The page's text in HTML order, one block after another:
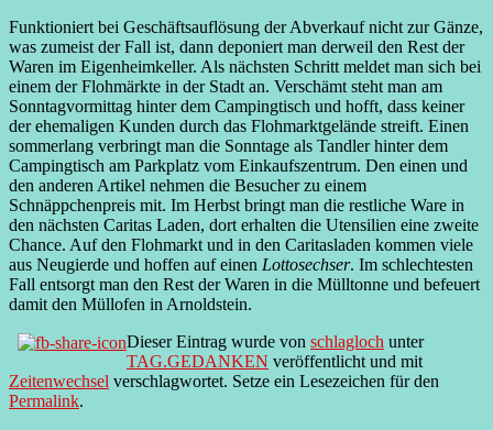
Funktioniert bei Geschäftsauflösung der Abverkauf nicht zur Gänze,
was zumeist der Fall ist, dann deponiert man derweil den Rest der
Waren im Eigenheimkeller. Als nächsten Schritt meldet man sich bei
einem der Flohmärkte in der Stadt an. Verschämt steht man am
Sonntagvormittag hinter dem Campingtisch und hofft, dass keiner
der ehemaligen Kunden durch das Flohmarktgelände streift. Einen
sommerlang verbringt man die Sonntage als Tandler hinter dem
Campingtisch am Parkplatz vom Einkaufszentrum. Den einen und
den anderen Artikel nehmen die Besucher zu einem
Schnäppchenpreis mit. Im Herbst bringt man die restliche Ware in
den nächsten Caritas Laden, dort erhalten die Utensilien eine zweite
Chance. Auf den Flohmarkt und in den Caritasladen kommen viele
aus Neugierde und hoffen auf einen Lottosechser. Im schlechtesten
Fall entsorgt man den Rest der Waren in die Mülltonne und befeuert
damit den Müllofen in Arnoldstein.
Dieser Eintrag wurde von schlagloch unter
TAG.GEDANKEN veröffentlicht und mit
Zeitenwechsel verschlagwortet. Setze ein Lesezeichen für den
Permalink.